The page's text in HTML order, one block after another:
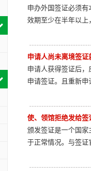
申办外国签证必须
效期至少在半年以上
申请人尚未离境签证
申请人获得签证后
申请签证。且重新申
使、领馆拒绝发给签
颁发签证是一个国
于正常情况。与签证